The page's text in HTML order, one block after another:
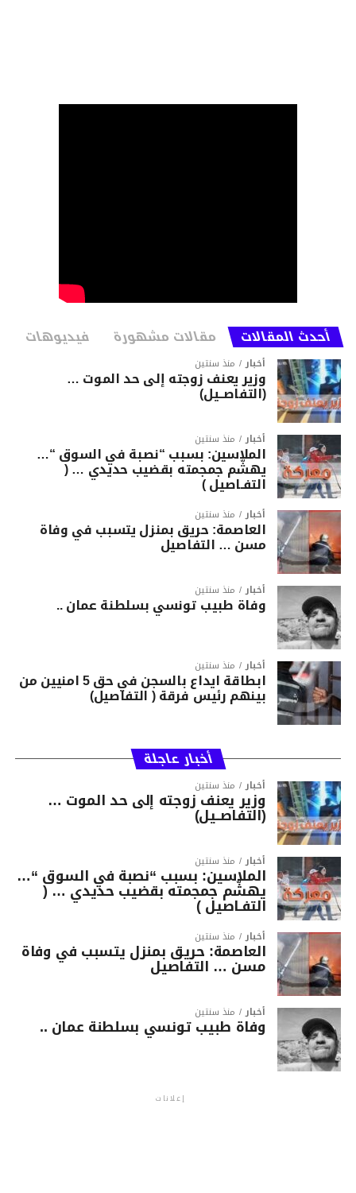
أحدث المقالات مقالات مشهورة فيديوهات
أخبار منذ سنتين
وزير يعنف زوجته إلى حد الموت …
(التفاصــيل)
أخبار منذ سنتين
الملاسين: بسبب “نصبة في السوق “…
يهشّم جمجمته بقضيب حديدي … (
التفـاصيل )
أخبار منذ سنتين
العاصمة: حريق بمنزل يتسبب في وفاة
مسن … التفاصيل
أخبار منذ سنتين
وفاة طبيب تونسي بسلطنة عمان ..
أخبار منذ سنتين
ابطاقة ايداع بالسجن في حق 5 امنيين من
بينهم رئيس فرقة ( التفاصيل)
أخبار عاجلة
أخبار منذ سنتين
وزير يعنف زوجته إلى حد الموت …
(التفاصــيل)
أخبار منذ سنتين
الملاسين: بسبب “نصبة في السوق “…
يهشّم جمجمته بقضيب حديدي … (
التفـاصيل )
أخبار منذ سنتين
العاصمة: حريق بمنزل يتسبب في وفاة
مسن … التفاصيل
أخبار منذ سنتين
وفاة طبيب تونسي بسلطنة عمان ..
إعلانات